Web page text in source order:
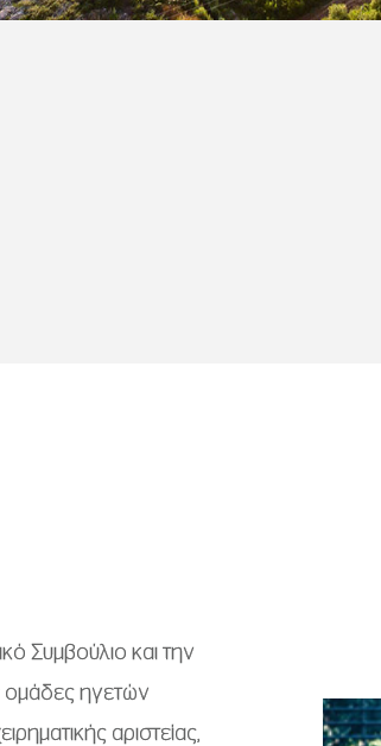
Συμβούλιο και την
ομάδες ηγετών
αριστείας,